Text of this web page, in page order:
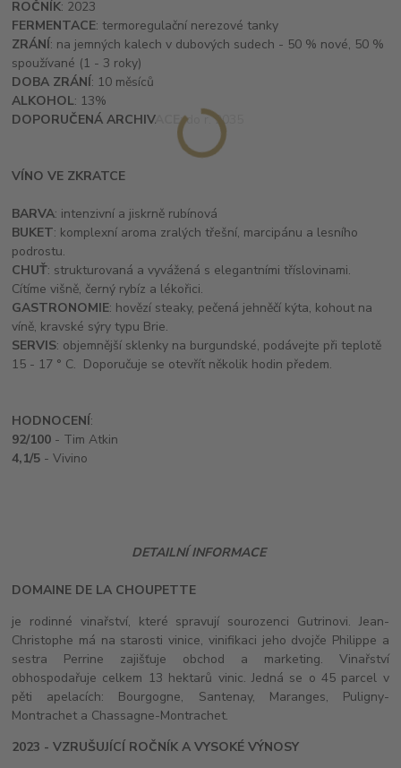
ROČNÍK: 2023
FERMENTACE: termoregulační nerezové tanky
ZRÁNÍ: na jemných kalech v dubových sudech - 50 % nové, 50 %
spoužívané (1 - 3 roky)
DOBA ZRÁNÍ: 10 měsíců
ALKOHOL: 13%
DOPORUČENÁ ARCHIVACE: do r. 2035
VÍNO VE ZKRATCE
BARVA: intenzivní a jiskrně rubínová
BUKET: komplexní aroma zralých třešní, marcipánu a lesního
podrostu.
CHUŤ: strukturovaná a vyvážená s elegantními tříslovinami.
Cítíme višně, černý rybíz a lékořici.
GASTRONOMIE: hovězí steaky, pečená jehněčí kýta, kohout na
víně, kravské sýry typu Brie.
SERVIS: objemnější sklenky na burgundské, podávejte při teplotě
15 - 17 ° C. Doporučuje se otevřít několik hodin předem.
HODNOCENÍ:
92/100 - Tim Atkin
4,1/5 - Vivino
DETAILNÍ INFORMACE
DOMAINE DE LA CHOUPETTE
je rodinné vinařství, které spravují sourozenci Gutrinovi. Jean-
Christophe má na starosti vinice, vinifikaci jeho dvojče Philippe a
sestra Perrine zajišťuje obchod a marketing. Vinařství
obhospodařuje celkem 13 hektarů vinic. Jedná se o 45 parcel v
pěti apelacích: Bourgogne, Santenay, Maranges, Puligny-
Montrachet a Chassagne-Montrachet.
2023 - VZRUŠUJÍCÍ ROČNÍK A VYSOKÉ VÝNOSY